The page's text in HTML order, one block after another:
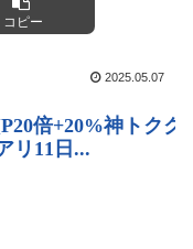
コピー
2025.05.07